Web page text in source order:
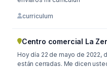
curriculum
Centro comercial La
Hoy día 22 de mayo de 2022, domingo, he ido y
están cerradas. Me dicen